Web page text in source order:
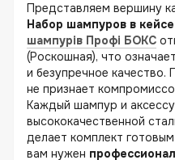
Представляем вершину
Набор шампуров в
шампурів Профі БОКС
(Роскошная), что
и безупречное качество.
не признает
Каждый шампур и
высококачественной
делает комплект готовым
вам нужен